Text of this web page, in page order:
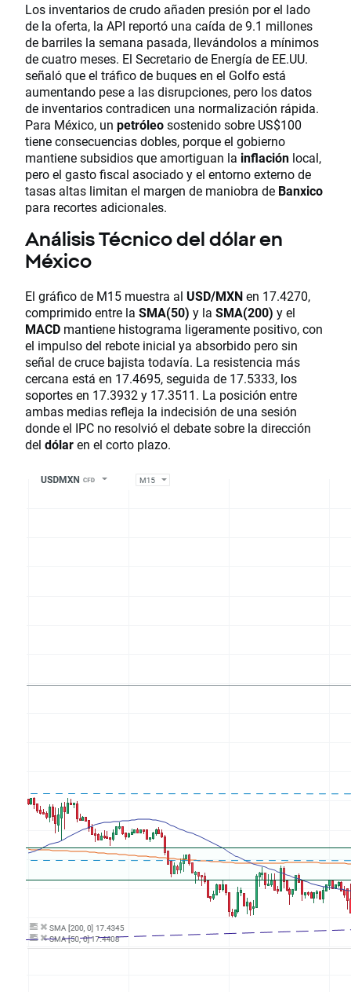
Los inventarios de crudo añaden presión por el lado
de la oferta, la API reportó una caída de 9.1 millones
de barriles la semana pasada, llevándolos a mínimos
de cuatro meses. El Secretario de Energía de EE.UU.
señaló que el tráfico de buques en el Golfo está
aumentando pese a las disrupciones, pero los datos
de inventarios contradicen una normalización rápida.
Para México, un petróleosostenido sobre US$100
tiene consecuencias dobles, porque el gobierno
mantiene subsidios que amortiguan la inflación local,
pero el gasto fiscal asociado y el entorno externo de
tasas altas limitan el margen de maniobra de Banxico
para recortes adicionales.
Análisis Técnico del dólar en
México
El gráfico de M15 muestra al USD/MXNen 17.4270,
comprimido entre la SMA(50) y la SMA(200) y el
MACD mantiene histograma ligeramente positivo, con
el impulso del rebote inicial ya absorbido pero sin
señal de cruce bajista todavía. La resistencia más
cercana está en 17.4695, seguida de 17.5333, los
soportes en 17.3932 y 17.3511. La posición entre
ambas medias refleja la indecisión de una sesión
donde el IPC no resolvió el debate sobre la dirección
del dólaren el corto plazo.